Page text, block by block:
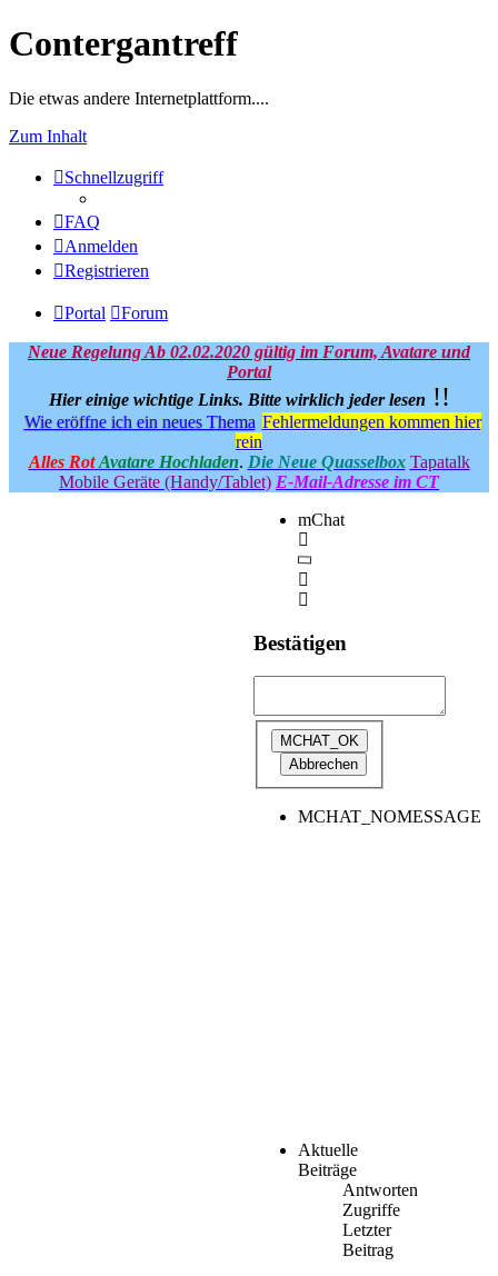
Contergantreff
Die etwas andere Internetplattform....
Zum Inhalt
Schnellzugriff
FAQ
Anmelden
Registrieren
Portal Forum
Neue Regelung Ab 02.02.2020 gültig im Forum, Avatare und
Portal
Hier einige wichtige Links. Bitte wirklich jeder lesen !!
Wie eröffne ich ein neues Thema Fehlermeldungen kommen hier
rein
Alles Rot Avatare Hochladen. Die Neue Quasselbox Tapatalk
Mobile Geräte (Handy/Tablet) E-Mail-Adresse im CT
mChat
Bestätigen
MCHAT_NOMESSAGE
Aktuelle
Beiträge
Antworten
Zugriffe
Letzter
Beitrag